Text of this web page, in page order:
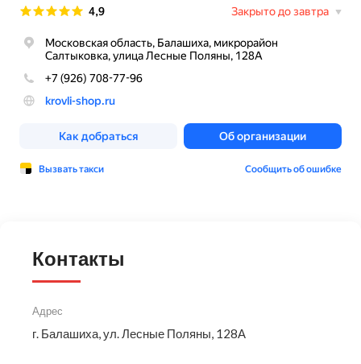
Контакты
Адрес
г. Балашиха, ул. Лесные Поляны, 128А